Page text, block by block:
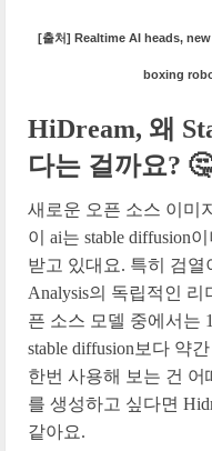
[출처] Realtime AI heads,
boxing
HiDream, 왜
다는 걸까요?
새로운 오픈 소스 이미
이 ai는 stable diffusion
받고 있대요. 특히 검
Analysis의 독립적인
픈 소스 모델 중에서는
stable diffusion보다 약
한번 사용해 보는 건 어
를 생성하고 싶다면
같아요.